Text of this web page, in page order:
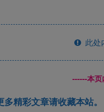
此处
------本
精彩文章请收藏本站。